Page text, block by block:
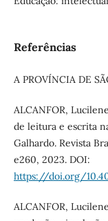
Referências
A PROVÍNCIA DE
ALCANFOR,
de leitura e escrita
Galhardo. Revista
e260, 2023. DOI:
https://doi.org/
ALCANFOR,